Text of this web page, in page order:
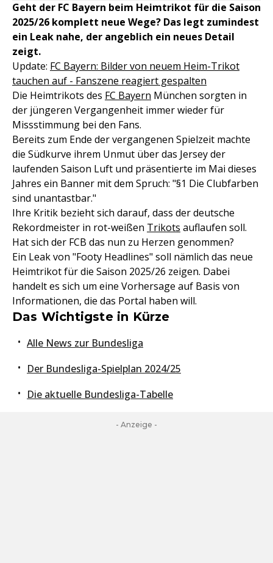
Geht der FC Bayern beim Heimtrikot für die Saison
2025/26 komplett neue Wege? Das legt zumindest
ein Leak nahe, der angeblich ein neues Detail
zeigt.
Update: FC Bayern: Bilder von neuem Heim-Trikot
tauchen auf - Fanszene reagiert gespalten
Die Heimtrikots des FC Bayern München sorgten in
der jüngeren Vergangenheit immer wieder für
Missstimmung bei den Fans.
Bereits zum Ende der vergangenen Spielzeit machte
die Südkurve ihrem Unmut über das Jersey der
laufenden Saison Luft und präsentierte im Mai dieses
Jahres ein Banner mit dem Spruch: "§1 Die Clubfarben
sind unantastbar."
Ihre Kritik bezieht sich darauf, dass der deutsche
Rekordmeister in rot-weißen Trikots auflaufen soll.
Hat sich der FCB das nun zu Herzen genommen?
Ein Leak von "Footy Headlines" soll nämlich das neue
Heimtrikot für die Saison 2025/26 zeigen. Dabei
handelt es sich um eine Vorhersage auf Basis von
Informationen, die das Portal haben will.
Das Wichtigste in Kürze
Alle News zur Bundesliga
Der Bundesliga-Spielplan 2024/25
Die aktuelle Bundesliga-Tabelle
- Anzeige -